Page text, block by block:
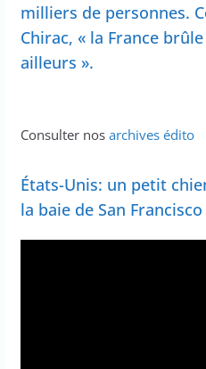
milliers de personnes.
Chirac, « la France
ailleurs ».
Consulter nos archives édito
États-Unis: un petit
la baie de San Francisco